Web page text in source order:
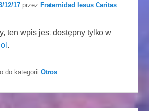
12/17 przez Fraternidad Iesus Caritas
ten wpis jest dostępny tylko w
.
do kategorii Otros